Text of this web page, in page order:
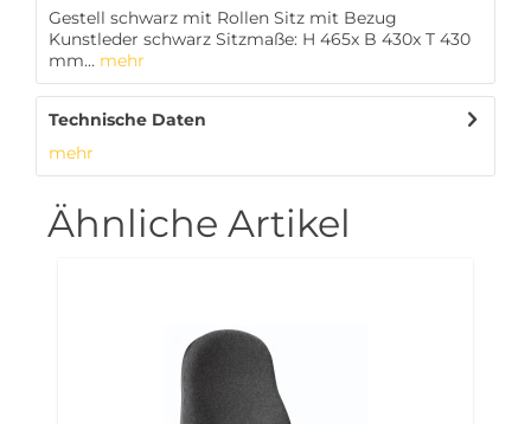
Gestell schwarz mit Rollen Sitz mit Bezug
Kunstleder schwarz Sitzmaße: H 465x B 430x T 430
mm... mehr
Technische Daten
mehr
Ähnliche Artikel